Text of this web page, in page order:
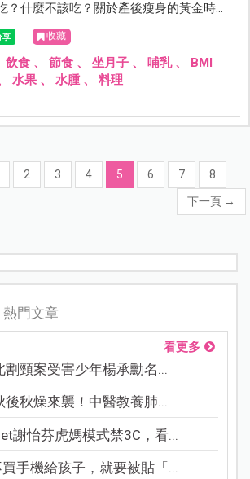
？什麼不該吃？關於產後瘦身的黃金時
諮詢最專業的營養師幫媽咪一次詳細解
收藏
飲食、 節食、 坐月子、 哺乳、 BMI
水果、 水腫、 料理
2 3 4 5 6 7 8
下一頁 →
熱門文章
看更多
割頸案受害少年楊承勳名...
後秋燥來襲！中醫教養肺...
謝怡芬虎媽模式禁3C，看...
手機給孩子，就要被貼「...